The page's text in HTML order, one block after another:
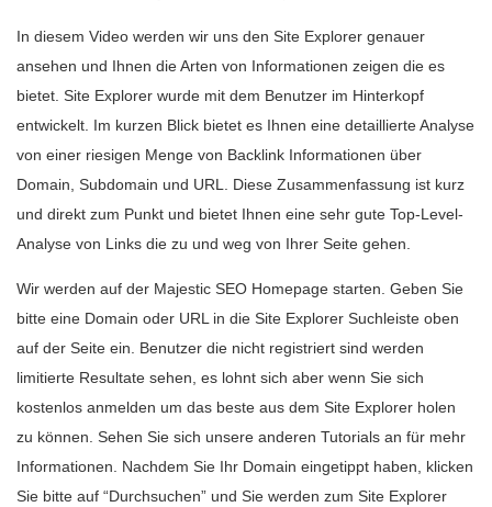
In diesem Video werden wir uns den Site Explorer genauer
ansehen und Ihnen die Arten von Informationen zeigen die es
bietet. Site Explorer wurde mit dem Benutzer im Hinterkopf
entwickelt. Im kurzen Blick bietet es Ihnen eine detaillierte Analyse
von einer riesigen Menge von Backlink Informationen über
Domain, Subdomain und URL. Diese Zusammenfassung ist kurz
und direkt zum Punkt und bietet Ihnen eine sehr gute Top-Level-
Analyse von Links die zu und weg von Ihrer Seite gehen.
Wir werden auf der Majestic SEO Homepage starten. Geben Sie
bitte eine Domain oder URL in die Site Explorer Suchleiste oben
auf der Seite ein. Benutzer die nicht registriert sind werden
limitierte Resultate sehen, es lohnt sich aber wenn Sie sich
kostenlos anmelden um das beste aus dem Site Explorer holen
zu können. Sehen Sie sich unsere anderen Tutorials an für mehr
Informationen. Nachdem Sie Ihr Domain eingetippt haben, klicken
Sie bitte auf “Durchsuchen” und Sie werden zum Site Explorer